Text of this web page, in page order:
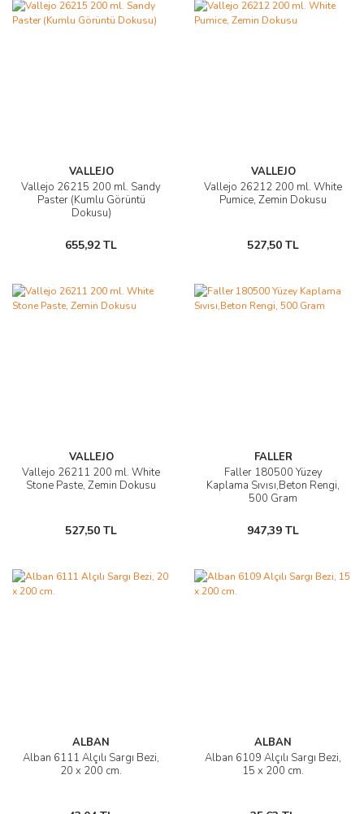
VALLEJO
Vallejo 26215 200 ml. Sandy
Paster (Kumlu Görüntü
Dokusu)
655,92 TL
VALLEJO
Vallejo 26212 200 ml. White
Pumice, Zemin Dokusu
527,50 TL
VALLEJO
Vallejo 26211 200 ml. White
Stone Paste, Zemin Dokusu
527,50 TL
FALLER
Faller 180500 Yüzey
Kaplama Sıvısı,Beton Rengi,
500 Gram
947,39 TL
ALBAN
Alban 6111 Alçılı Sargı Bezi,
20 x 200 cm.
ALBAN
Alban 6109 Alçılı Sargı Bezi,
15 x 200 cm.